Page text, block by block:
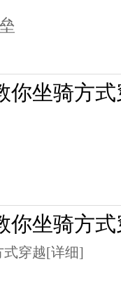
你坐骑方
你坐骑方
式穿越[详细]